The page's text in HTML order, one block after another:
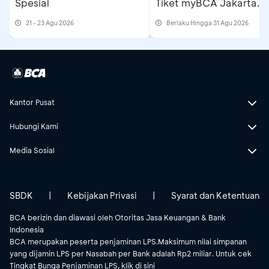
DISKON 20% A-LA-CARTE MENU DI
PAPERDUCK
Tidak dapat digabung dengan program
Tidak berlaku pada black out (hari libur
nasional)
Tidak berlaku untuk minuman beralkohol
SUMMERS AT THE POOL (Restaurant by the
Pool)
DISKON 20% SUMMERS BRUNCH
Spesial
21 - 23 Agu 2026
Tiket myBCA Jakarta
Berlaku Hingga 31 Agu 2026
Kantor Pusat
Hubungi Kami
Media Sosial
BCA berizin dan diawasi oleh Otoritas Jasa Keuangan & Bank
Indonesia
BCA merupakan peserta penjaminan LPS.Maksimum nilai simpanan
yang dijamin LPS per Nasabah per Bank adalah Rp2 miliar. Untuk cek
Tingkat Bunga Penjaminan LPS, klikdi sini
SBDK Kebijakan Privasi Syarat dan Ketentuan